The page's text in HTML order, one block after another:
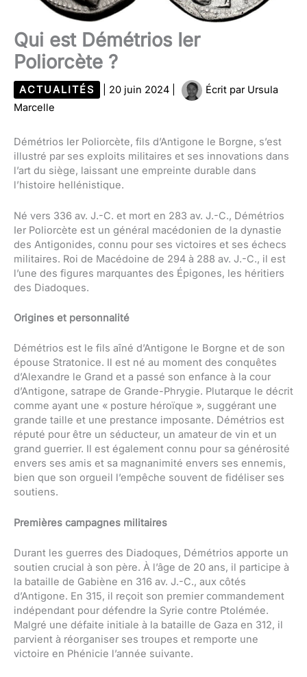
Qui est Démétrios Ier
Poliorcète ?
ACTUALITÉS 20 juin 2024 Écrit par Ursula
Marcelle
Démétrios Ier Poliorcète, fils d’Antigone le Borgne, s’est
illustré par ses exploits militaires et ses innovations dans
l’art du siège, laissant une empreinte durable dans
l’histoire hellénistique.
Né vers 336 av. J.-C. et mort en 283 av. J.-C., Démétrios
Ier Poliorcète est un général macédonien de la dynastie
des Antigonides, connu pour ses victoires et ses échecs
militaires. Roi de Macédoine de 294 à 288 av. J.-C., il est
l’une des figures marquantes des Épigones, les héritiers
des Diadoques.
Origines et personnalité
Démétrios est le fils aîné d’Antigone le Borgne et de son
épouse Stratonice. Il est né au moment des conquêtes
d’Alexandre le Grand et a passé son enfance à la cour
d’Antigone, satrape de Grande-Phrygie. Plutarque le décrit
comme ayant une « posture héroïque », suggérant une
grande taille et une prestance imposante. Démétrios est
réputé pour être un séducteur, un amateur de vin et un
grand guerrier. Il est également connu pour sa générosité
envers ses amis et sa magnanimité envers ses ennemis,
bien que son orgueil l’empêche souvent de fidéliser ses
soutiens.
Premières campagnes militaires
Durant les guerres des Diadoques, Démétrios apporte un
soutien crucial à son père. À l’âge de 20 ans, il participe à
la bataille de Gabiène en 316 av. J.-C., aux côtés
d’Antigone. En 315, il reçoit son premier commandement
indépendant pour défendre la Syrie contre Ptolémée.
Malgré une défaite initiale à la bataille de Gaza en 312, il
parvient à réorganiser ses troupes et remporte une
victoire en Phénicie l’année suivante.